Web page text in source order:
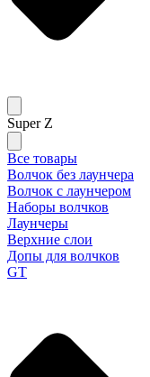
Super Z
Все товары
Волчок без лаунчера
Волчок с лаунчером
Наборы волчков
Лаунчеры
Верхние слои
Допы для волчков
GT